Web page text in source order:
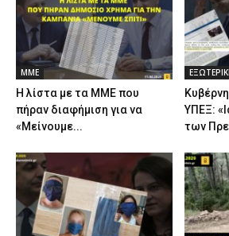
ΜΜΕ
Η λίστα με τα ΜΜΕ που
πήραν διαφήμιση για να
«Μείνουμε...
ΥΠΕΞ:
των